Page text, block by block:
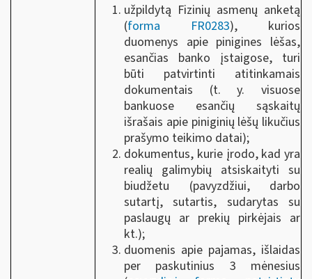
užpildytą Fizinių asmenų anketą
(forma FR0283), kurios
duomenys apie pinigines lėšas,
esančias banko įstaigose, turi
būti patvirtinti atitinkamais
dokumentais (t. y. visuose
bankuose esančių sąskaitų
išrašais apie piniginių lėšų likučius
prašymo teikimo datai);
dokumentus, kurie įrodo, kad yra
realių galimybių atsiskaityti su
biudžetu (pavyzdžiui, darbo
sutartį, sutartis, sudarytas su
paslaugų ar prekių pirkėjais ar
kt.);
duomenis apie pajamas, išlaidas
per paskutinius 3 mėnesius